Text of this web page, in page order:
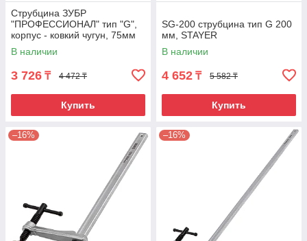
Струбцина ЗУБР
"ПРОФЕССИОНАЛ" тип "G",
корпус - ковкий чугун, 75мм
В наличии
3 726 ₸ 4 472 ₸
Купить
SG-200 струбцина тип G 200
мм, STAYER
В наличии
4 652 ₸ 5 582 ₸
Купить
–16% –16%